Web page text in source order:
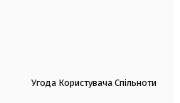
Угода Користувача Спільноти